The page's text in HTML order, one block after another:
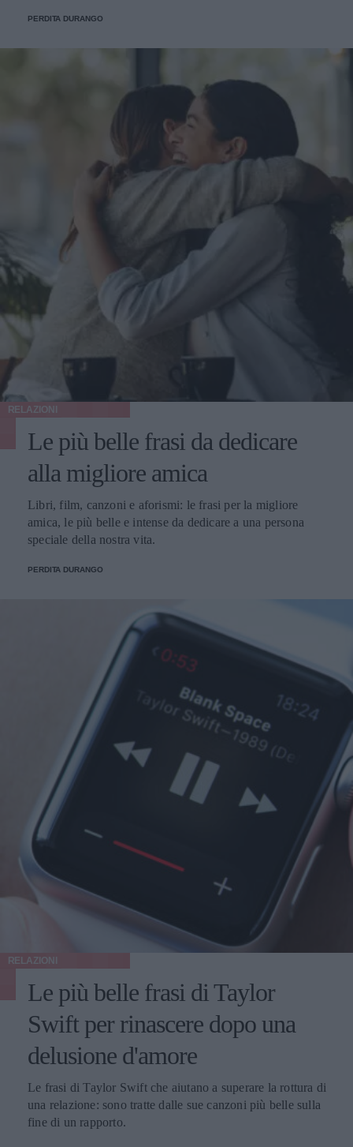
PERDITA DURANGO
RELAZIONI
Le più belle frasi da dedicare
alla migliore amica
Libri, film, canzoni e aforismi: le frasi per la migliore
amica, le più belle e intense da dedicare a una persona
speciale della nostra vita.
PERDITA DURANGO
RELAZIONI
Le più belle frasi di Taylor
Swift per rinascere dopo una
delusione d'amore
Le frasi di Taylor Swift che aiutano a superare la rottura di
una relazione: sono tratte dalle sue canzoni più belle sulla
fine di un rapporto.